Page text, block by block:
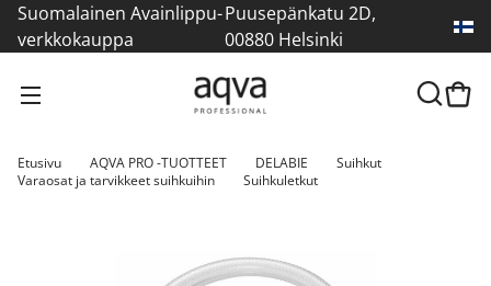
Suomalainen Avainlippu-
verkkokauppa
Puusepänkatu 2D,
00880 Helsinki
Etusivu AQVA PRO -TUOTTEET DELABIE
Suihkut
Varaosat ja tarvikkeet suihkuihin
Suihkuletkut